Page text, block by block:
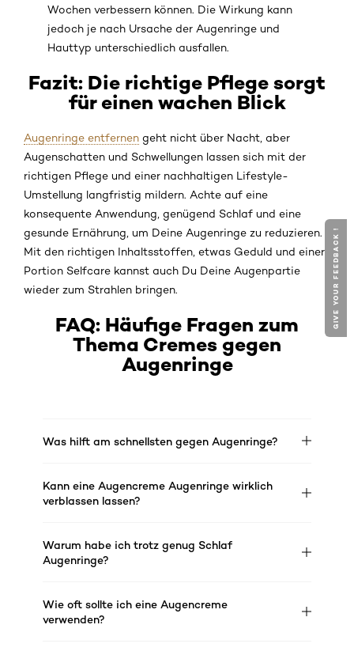
Wochen verbessern können. Die Wirkung kann
jedoch je nach Ursache der Augenringe und
Hauttyp unterschiedlich ausfallen.
Fazit: Die richtige Pflege sorgt
für einen wachen Blick
Augenringe entfernen geht nicht über Nacht, aber
Augenschatten und Schwellungen lassen sich mit der
richtigen Pflege und einer nachhaltigen Lifestyle-
Umstellung langfristig mildern. Achte auf eine
konsequente Anwendung, genügend Schlaf und eine
gesunde Ernährung, um Deine Augenringe zu reduzieren.
Mit den richtigen Inhaltsstoffen, etwas Geduld und einer
Portion Selfcare kannst auch Du Deine Augenpartie
wieder zum Strahlen bringen.
FAQ: Häufige Fragen zum
Thema Cremes gegen
Augenringe
Was hilft am schnellsten gegen Augenringe?
Kann eine Augencreme Augenringe wirklich
verblassen lassen?
Warum habe ich trotz genug Schlaf
Augenringe?
Wie oft sollte ich eine Augencreme
verwenden?
GIVE YOUR FEEDBACK !